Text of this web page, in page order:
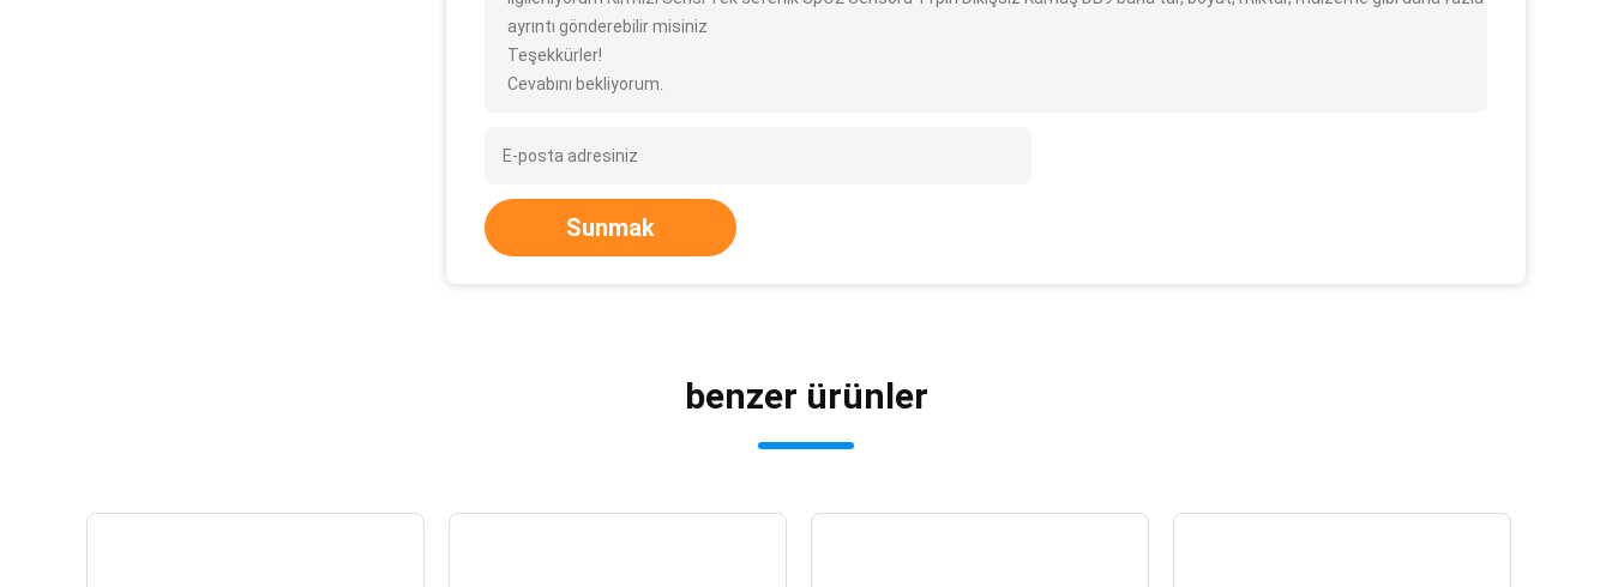
ayrıntı gönderebilir misiniz
Teşekkürler!
Cevabını bekliyorum.
Sunmak
benzer ürünler